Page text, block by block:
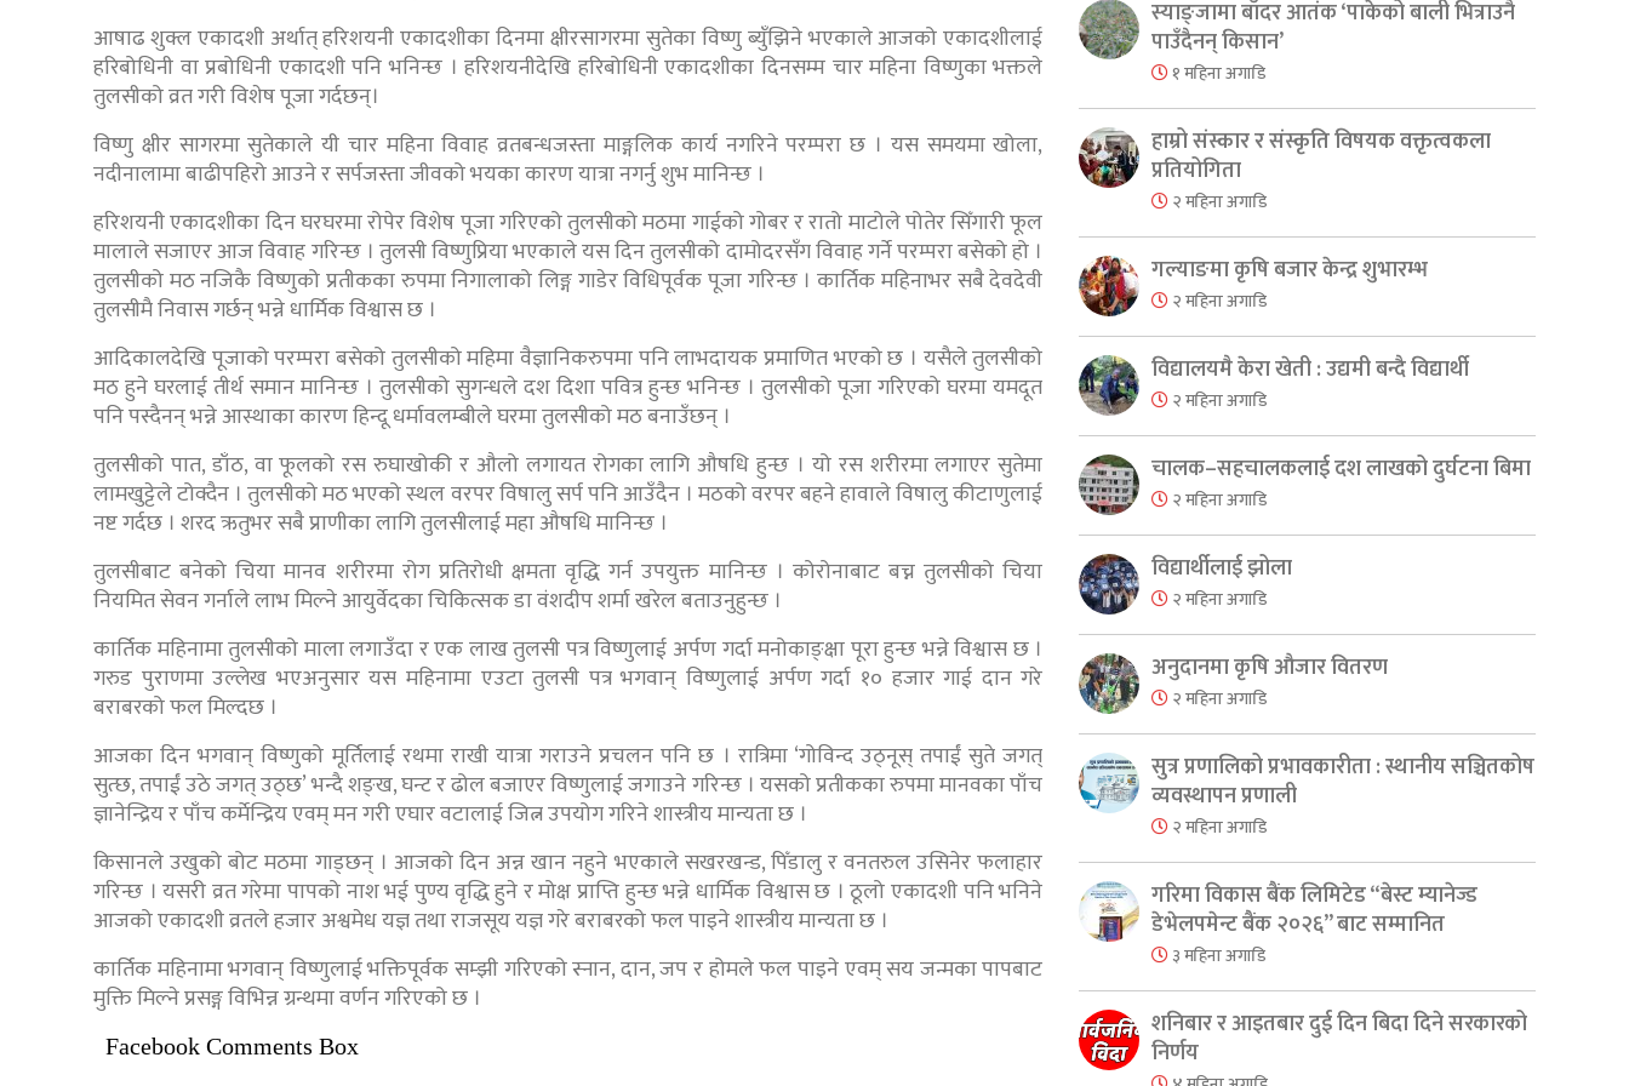
आषाढ शुक्ल एकादशी अर्थात् हरिशयनी एकादशीका दिनमा क्षीरसागरमा सुतेका विष्णु ब्युँझिने भएकाले आजको एकादशीलाई
हरिबोधिनी वा प्रबोधिनी एकादशी पनि भनिन्छ । हरिशयनीदेखि हरिबोधिनी एकादशीका दिनसम्म चार महिना विष्णुका भक्तले
तुलसीको व्रत गरी विशेष पूजा गर्दछन्।
विष्णु क्षीर सागरमा सुतेकाले यी चार महिना विवाह व्रतबन्धजस्ता माङ्गलिक कार्य नगरिने परम्परा छ । यस समयमा खोला,
नदीनालामा बाढीपहिरो आउने र सर्पजस्ता जीवको भयका कारण यात्रा नगर्नु शुभ मानिन्छ ।
हरिशयनी एकादशीका दिन घरघरमा रोपेर विशेष पूजा गरिएको तुलसीको मठमा गाईको गोबर र रातो माटोले पोतेर सिँगारी फूल
मालाले सजाएर आज विवाह गरिन्छ । तुलसी विष्णुप्रिया भएकाले यस दिन तुलसीको दामोदरसँग विवाह गर्ने परम्परा बसेको हो ।
तुलसीको मठ नजिकै विष्णुको प्रतीकका रुपमा निगालाको लिङ्ग गाडेर विधिपूर्वक पूजा गरिन्छ । कार्तिक महिनाभर सबै देवदेवी
तुलसीमै निवास गर्छन् भन्ने धार्मिक विश्वास छ ।
आदिकालदेखि पूजाको परम्परा बसेको तुलसीको महिमा वैज्ञानिकरुपमा पनि लाभदायक प्रमाणित भएको छ । यसैले तुलसीको
मठ हुने घरलाई तीर्थ समान मानिन्छ । तुलसीको सुगन्धले दश दिशा पवित्र हुन्छ भनिन्छ । तुलसीको पूजा गरिएको घरमा यमदूत
पनि पस्दैनन् भन्ने आस्थाका कारण हिन्दू धर्मावलम्बीले घरमा तुलसीको मठ बनाउँछन् ।
तुलसीको पात, डाँठ, वा फूलको रस रुघाखोकी र औलो लगायत रोगका लागि औषधि हुन्छ । यो रस शरीरमा लगाएर सुतेमा
लामखुट्टेले टोक्दैन । तुलसीको मठ भएको स्थल वरपर विषालु सर्प पनि आउँदैन । मठको वरपर बहने हावाले विषालु कीटाणुलाई
नष्ट गर्दछ । शरद ऋतुभर सबै प्राणीका लागि तुलसीलाई महा औषधि मानिन्छ ।
तुलसीबाट बनेको चिया मानव शरीरमा रोग प्रतिरोधी क्षमता वृद्धि गर्न उपयुक्त मानिन्छ । कोरोनाबाट बच्न तुलसीको चिया
नियमित सेवन गर्नाले लाभ मिल्ने आयुर्वेदका चिकित्सक डा वंशदीप शर्मा खरेल बताउनुहुन्छ ।
कार्तिक महिनामा तुलसीको माला लगाउँदा र एक लाख तुलसी पत्र विष्णुलाई अर्पण गर्दा मनोकाङ्क्षा पूरा हुन्छ भन्ने विश्वास छ ।
गरुड पुराणमा उल्लेख भएअनुसार यस महिनामा एउटा तुलसी पत्र भगवान् विष्णुलाई अर्पण गर्दा १० हजार गाई दान गरे
बराबरको फल मिल्दछ ।
आजका दिन भगवान् विष्णुको मूर्तिलाई रथमा राखी यात्रा गराउने प्रचलन पनि छ । रात्रिमा ‘गोविन्द उठ्नूस् तपाईं सुते जगत्
सुत्छ, तपाईं उठे जगत् उठ्छ’ भन्दै शङ्ख, घन्ट र ढोल बजाएर विष्णुलाई जगाउने गरिन्छ । यसको प्रतीकका रुपमा मानवका पाँच
ज्ञानेन्द्रिय र पाँच कर्मेन्द्रिय एवम् मन गरी एघार वटालाई जित्न उपयोग गरिने शास्त्रीय मान्यता छ ।
किसानले उखुको बोट मठमा गाड्छन् । आजको दिन अन्न खान नहुने भएकाले सखरखन्ड, पिँडालु र वनतरुल उसिनेर फलाहार
गरिन्छ । यसरी व्रत गरेमा पापको नाश भई पुण्य वृद्धि हुने र मोक्ष प्राप्ति हुन्छ भन्ने धार्मिक विश्वास छ । ठूलो एकादशी पनि भनिने
आजको एकादशी व्रतले हजार अश्वमेध यज्ञ तथा राजसूय यज्ञ गरे बराबरको फल पाइने शास्त्रीय मान्यता छ ।
कार्तिक महिनामा भगवान् विष्णुलाई भक्तिपूर्वक सम्झी गरिएको स्नान, दान, जप र होमले फल पाइने एवम् सय जन्मका पापबाट
मुक्ति मिल्ने प्रसङ्ग विभिन्न ग्रन्थमा वर्णन गरिएको छ ।
Facebook Comments Box
स्याङ्जामा बाँदर आतंक ‘पाकेको बाली भित्राउनै
पाउँदैनन् किसान’
१ महिना अगाडि
हाम्रो संस्कार र संस्कृति विषयक वक्तृत्वकला
प्रतियोगिता
२ महिना अगाडि
गल्याङमा कृषि बजार केन्द्र शुभारम्भ
२ महिना अगाडि
विद्यालयमै केरा खेती : उद्यमी बन्दै विद्यार्थी
२ महिना अगाडि
चालक–सहचालकलाई दश लाखको दुर्घटना बिमा
२ महिना अगाडि
विद्यार्थीलाई झोला
२ महिना अगाडि
अनुदानमा कृषि औजार वितरण
२ महिना अगाडि
सुत्र प्रणालिको प्रभावकारीता : स्थानीय सञ्चितकोष
व्यवस्थापन प्रणाली
२ महिना अगाडि
गरिमा विकास बैंक लिमिटेड “बेस्ट म्यानेज्ड
डेभेलपमेन्ट बैंक २०२६” बाट सम्मानित
३ महिना अगाडि
शनिबार र आइतबार दुई दिन बिदा दिने सरकारको
निर्णय